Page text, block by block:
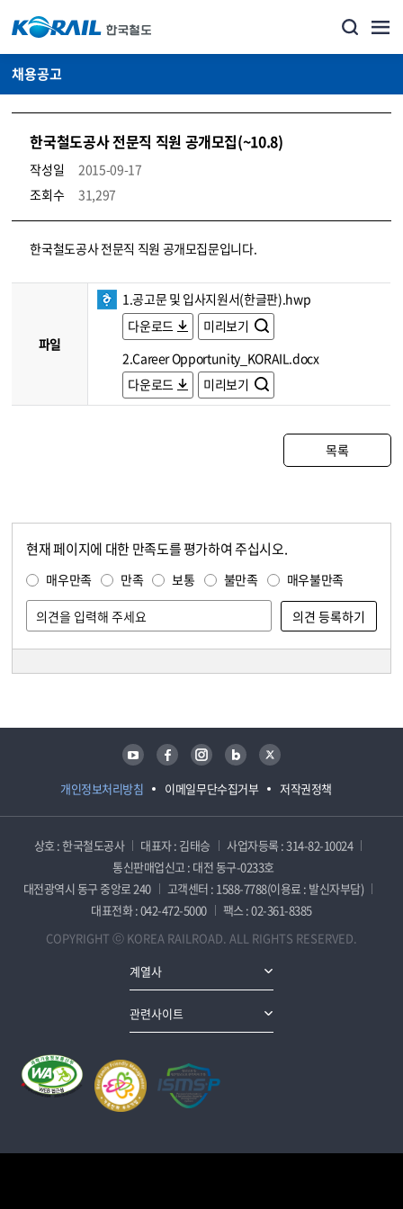
채용공고
한국철도공사 전문직 직원 공개모집(~10.8)
작성일
2015-09-17
조회수
31,297
코레일소개_경영공시_채용공고 상세보기 – 내용, 파일, 담당자 연락처로 구성
한국철도공사 전문직 직원 공개모집문입니다.
파일
1.공고문 및 입사지원서(한글판).hwp
다운로드
미리보기
2.Career Opportunity_KORAIL.docx
다운로드
미리보기
목록
현재 페이지에 대한 만족도를 평가하여 주십시오.
매우만족 만족 보통 불만족 매우불만족
개인정보처리방침 이메일무단수집거부 저작권정책
유튜브 페이스북 인스타그램 블로그 트위터
상호 : 한국철도공사 대표자 : 김태승
사업자등록 : 314-82-10024
통신판매업신고 : 대전 동구-0233호
대전광역시 동구 중앙로 240
고객센터 : 1588-7788(이용료 : 발신자부담)
대표전화 : 042-472-5000
팩스 : 02-361-8385
COPYRIGHT ⓒ KOREA RAILROAD. ALL RIGHTS RESERVED.
계열사
관련사이트